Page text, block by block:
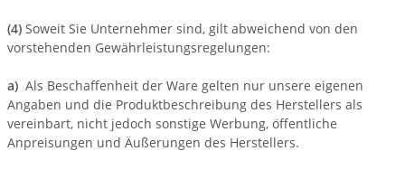
(4) Soweit Sie Unternehmer sind, gilt abweichend von den
vorstehenden Gewährleistungsregelungen:
a) Als Beschaffenheit der Ware gelten nur unsere eigenen
Angaben und die Produktbeschreibung des Herstellers als
vereinbart, nicht jedoch sonstige Werbung, öffentliche
Anpreisungen und Äußerungen des Herstellers.